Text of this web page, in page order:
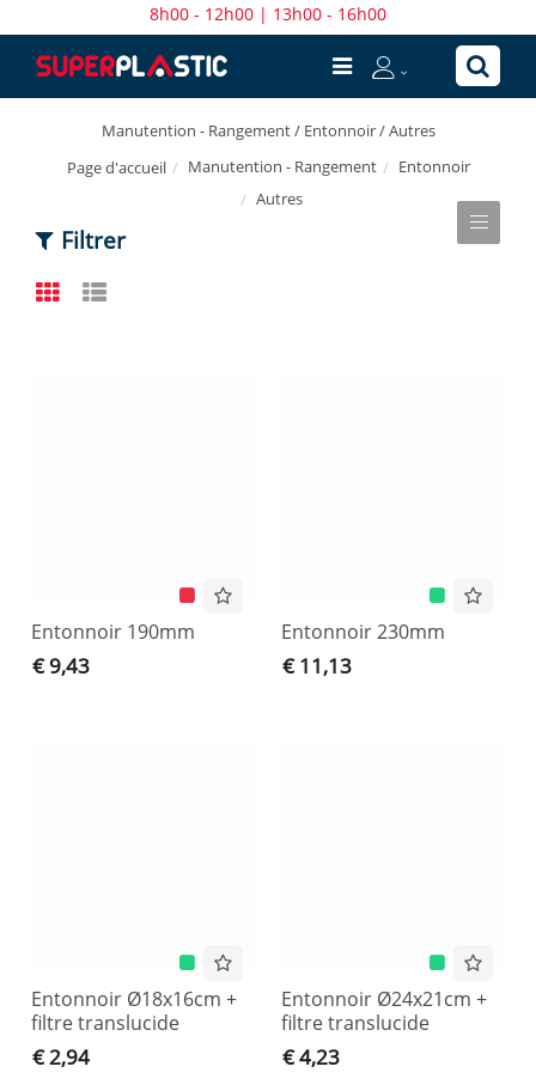
8h00 - 12h00 | 13h00 - 16h00
Manutention - Rangement / Entonnoir / Autres
Page d'accueil
Manutention - Rangement
Entonnoir
Autres
Filtrer
Entonnoir 190mm
€ 9,43
Entonnoir 230mm
€ 11,13
Entonnoir Ø18x16cm +
filtre translucide
€ 2,94
Entonnoir Ø24x21cm +
filtre translucide
€ 4,23